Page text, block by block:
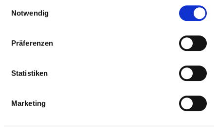
Notwendig
Präferenzen
Statistiken
Marketing
Sport therapy / exercise therapy
Continence training / incontinence
Creative therapy / art therapy / theatre
therapy / bibliotherapy